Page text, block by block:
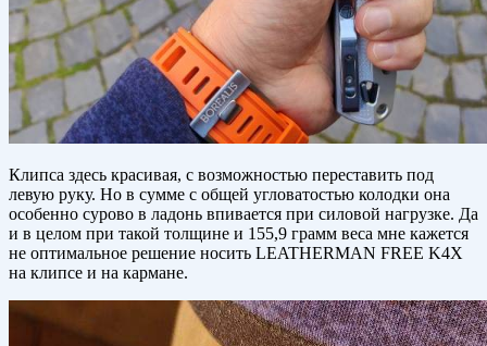
Клипса здесь красивая, с возможностью переставить под
левую руку. Но в сумме с общей угловатостью колодки она
особенно сурово в ладонь впивается при силовой нагрузке. Да
и в целом при такой толщине и 155,9 грамм веса мне кажется
не оптимальное решение носить LEATHERMAN FREE K4X
на клипсе и на кармане.